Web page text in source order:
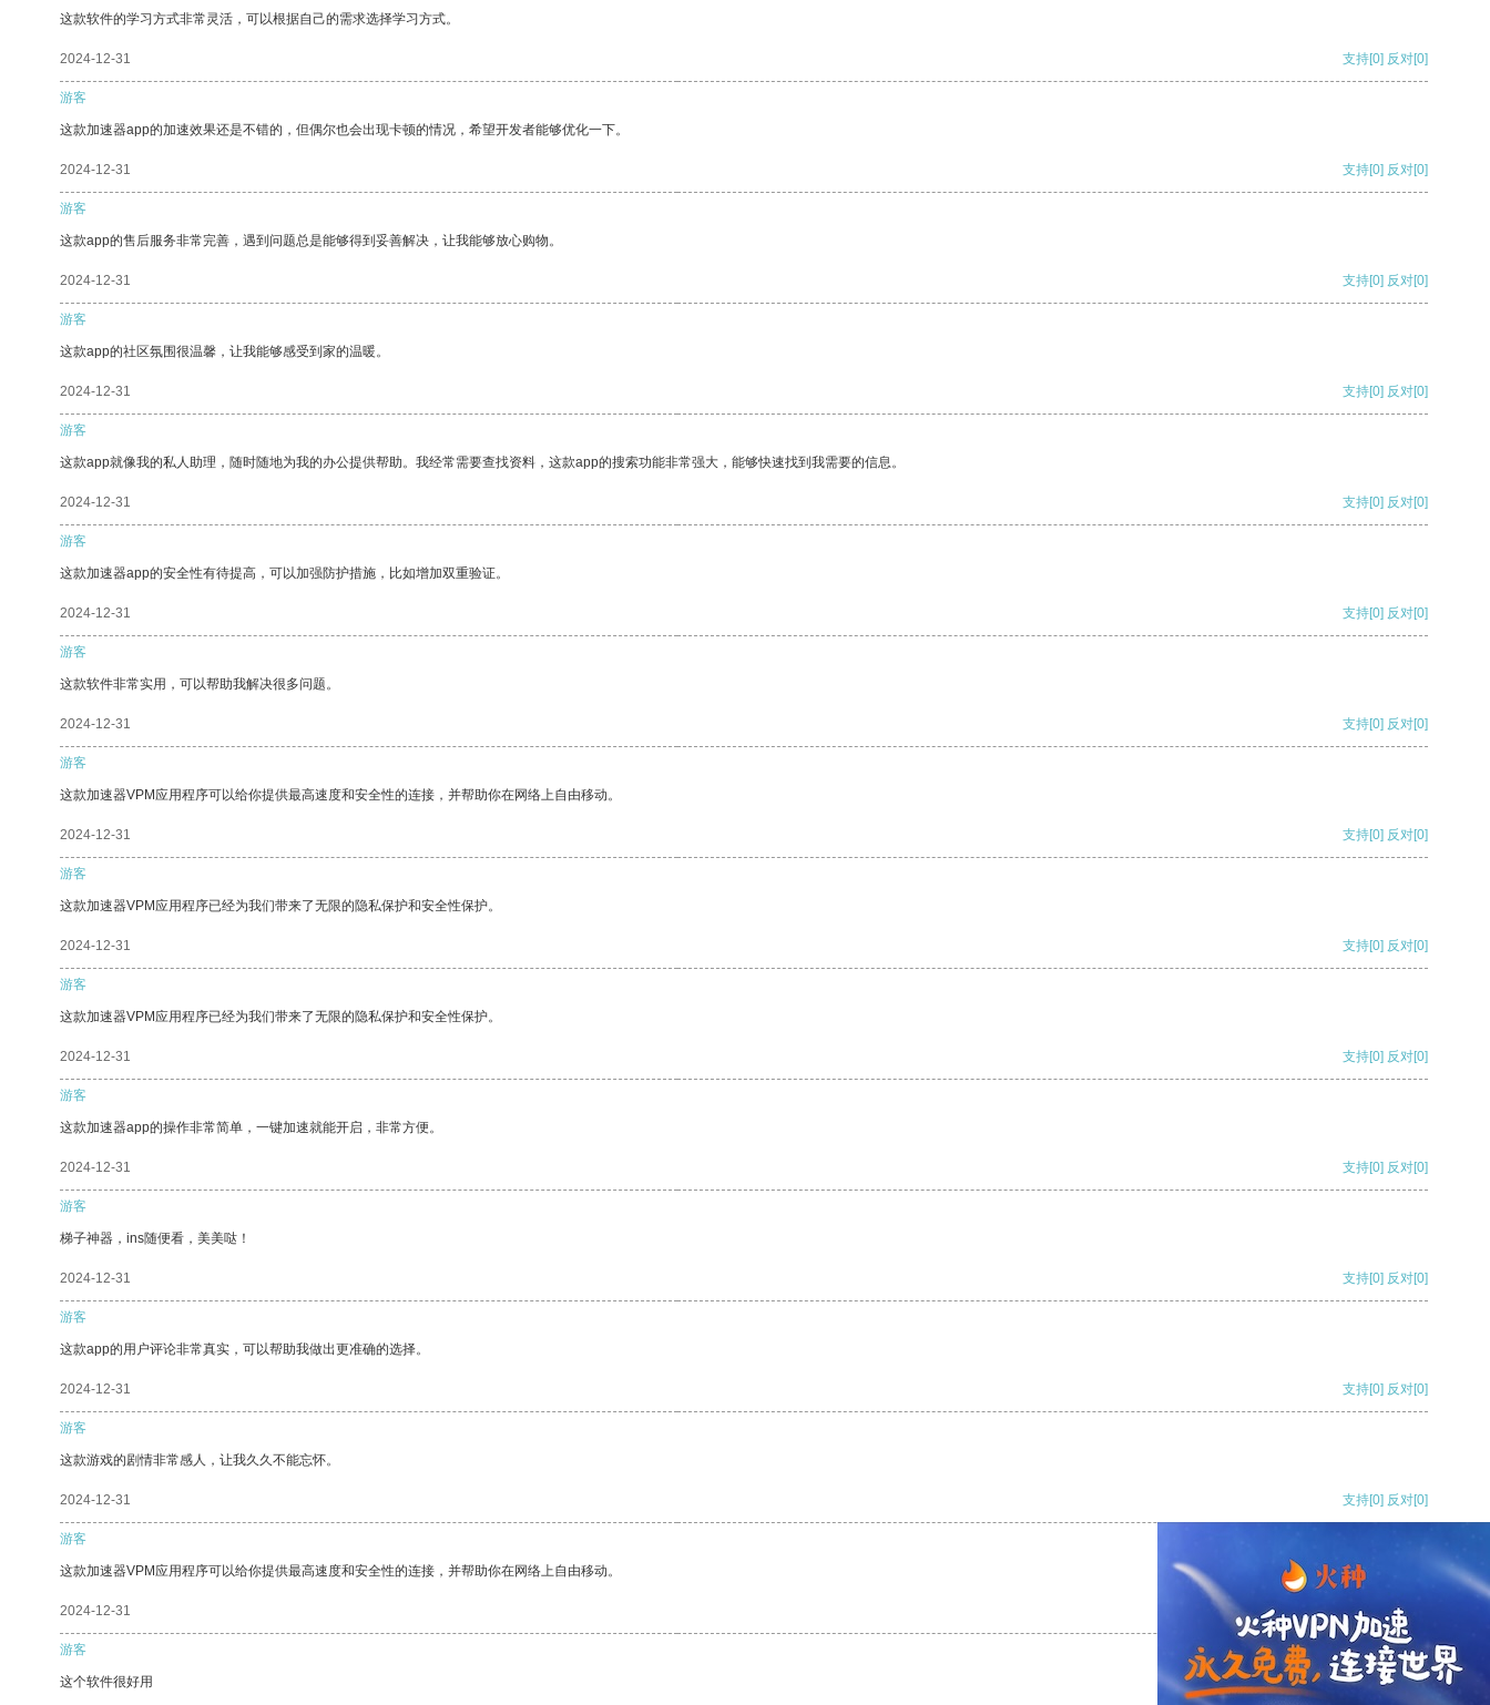
这款软件的学习方式非常灵活，可以根据自己的需求选择学习方式。
2024-12-31 支持[0] 反对[0]
游客
这款加速器app的加速效果还是不错的，但偶尔也会出现卡顿的情况，希望开发者能够优化一下。
2024-12-31 支持[0] 反对[0]
游客
这款app的售后服务非常完善，遇到问题总是能够得到妥善解决，让我能够放心购物。
2024-12-31 支持[0] 反对[0]
游客
这款app的社区氛围很温馨，让我能够感受到家的温暖。
2024-12-31 支持[0] 反对[0]
游客
这款app就像我的私人助理，随时随地为我的办公提供帮助。我经常需要查找资料，这款app的搜索功能非常强大，能够快速找到我需要的信息。
2024-12-31 支持[0] 反对[0]
游客
这款加速器app的安全性有待提高，可以加强防护措施，比如增加双重验证。
2024-12-31 支持[0] 反对[0]
游客
这款软件非常实用，可以帮助我解决很多问题。
2024-12-31 支持[0] 反对[0]
游客
这款加速器VPM应用程序可以给你提供最高速度和安全性的连接，并帮助你在网络上自由移动。
2024-12-31 支持[0] 反对[0]
游客
这款加速器VPM应用程序已经为我们带来了无限的隐私保护和安全性保护。
2024-12-31 支持[0] 反对[0]
游客
这款加速器VPM应用程序已经为我们带来了无限的隐私保护和安全性保护。
2024-12-31 支持[0] 反对[0]
游客
这款加速器app的操作非常简单，一键加速就能开启，非常方便。
2024-12-31 支持[0] 反对[0]
游客
梯子神器，ins随便看，美美哒！
2024-12-31 支持[0] 反对[0]
游客
这款app的用户评论非常真实，可以帮助我做出更准确的选择。
2024-12-31 支持[0] 反对[0]
游客
这款游戏的剧情非常感人，让我久久不能忘怀。
2024-12-31 支持[0] 反对[0]
游客
这款加速器VPM应用程序可以给你提供最高速度和安全性的连接，并帮助你在网络上自由移动。
2024-12-31 支持 反对
游客
这个软件很好用